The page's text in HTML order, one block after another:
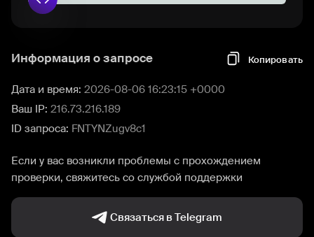
Информация о запросе Копировать
Дата и время: 2026-08-06 16:23:15 +0000
Ваш IP: 216.73.216.189
ID запроса: FNTYNZugv8c1
Если у вас возникли проблемы с прохождением
проверки, свяжитесь со службой поддержки
Связаться в Telegram